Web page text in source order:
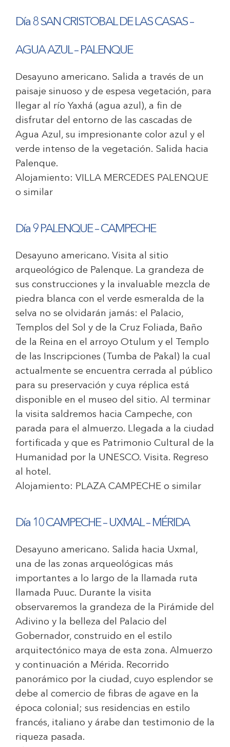
Día 8 SAN CRISTOBAL DE LAS CASAS –
AGUA AZUL – PALENQUE
Desayuno americano. Salida a través de un
paisaje sinuoso y de espesa vegetación, para
llegar al río Yaxhá (agua azul), a fin de
disfrutar del entorno de las cascadas de
Agua Azul, su impresionante color azul y el
verde intenso de la vegetación. Salida hacia
Palenque.
Alojamiento: VILLA MERCEDES PALENQUE
o similar
Día 9 PALENQUE – CAMPECHE
Desayuno americano. Visita al sitio
arqueológico de Palenque. La grandeza de
sus construcciones y la invaluable mezcla de
piedra blanca con el verde esmeralda de la
selva no se olvidarán jamás: el Palacio,
Templos del Sol y de la Cruz Foliada, Baño
de la Reina en el arroyo Otulum y el Templo
de las Inscripciones (Tumba de Pakal) la cual
actualmente se encuentra cerrada al público
para su preservación y cuya réplica está
disponible en el museo del sitio. Al terminar
la visita saldremos hacia Campeche, con
parada para el almuerzo. Llegada a la ciudad
fortificada y que es Patrimonio Cultural de la
Humanidad por la UNESCO. Visita. Regreso
al hotel.
Alojamiento: PLAZA CAMPECHE o similar
Día 10 CAMPECHE – UXMAL – MÉRIDA
Desayuno americano. Salida hacia Uxmal,
una de las zonas arqueológicas más
importantes a lo largo de la llamada ruta
llamada Puuc. Durante la visita
observaremos la grandeza de la Pirámide del
Adivino y la belleza del Palacio del
Gobernador, construido en el estilo
arquitectónico maya de esta zona. Almuerzo
y continuación a Mérida. Recorrido
panorámico por la ciudad, cuyo esplendor se
debe al comercio de fibras de agave en la
época colonial; sus residencias en estilo
francés, italiano y árabe dan testimonio de la
riqueza pasada.